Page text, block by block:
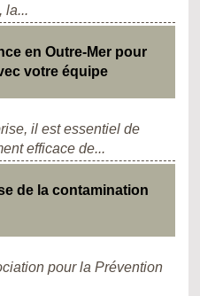
la...
en Outre-Mer pour
votre équipe
il est essentiel de
efficace de...
de la contamination
pour la Prévention